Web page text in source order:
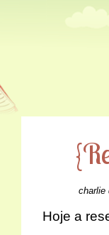
charlie
Hoje a